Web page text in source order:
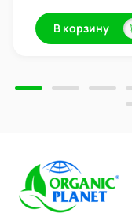
В корзину